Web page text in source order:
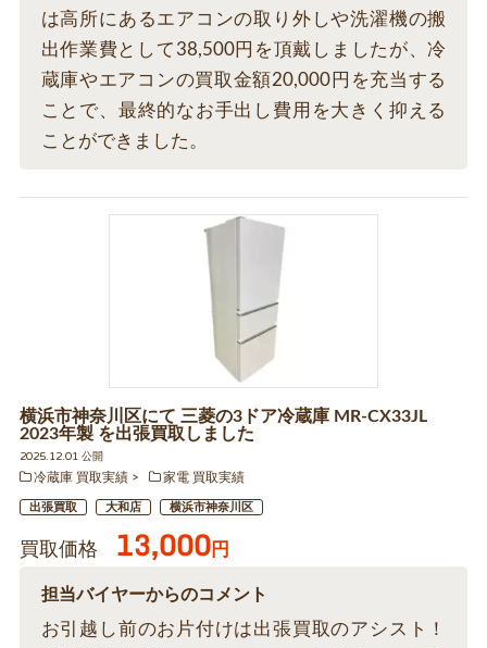
は高所にあるエアコンの取り外しや洗濯機の搬
出作業費として38,500円を頂戴しましたが、冷
蔵庫やエアコンの買取金額20,000円を充当する
ことで、最終的なお手出し費用を大きく抑える
ことができました。
横浜市神奈川区にて 三菱の3ドア冷蔵庫 MR-CX33JL
2023年製 を出張買取しました
2025.12.01 公開
冷蔵庫 買取実績
家電 買取実績
出張買取 大和店 横浜市神奈川区
買取価格 13,000円
担当バイヤーからのコメント
お引越し前のお片付けは出張買取のアシスト！